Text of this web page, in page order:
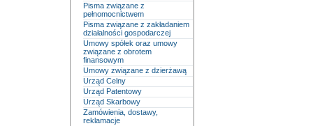
Pisma związane z
pełnomocnictwem
Pisma związane z zakładaniem
działalności gospodarczej
Umowy spółek oraz umowy
związane z obrotem
finansowym
Umowy związane z dzierżawą
Urząd Celny
Urząd Patentowy
Urząd Skarbowy
Zamówienia, dostawy,
reklamacje